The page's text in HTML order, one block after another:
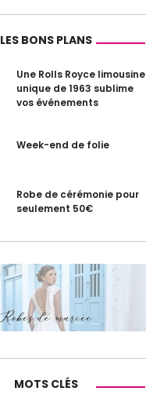
LES BONS PLANS
Une Rolls Royce limousine
unique de 1963 sublime
vos événements
Week-end de folie
Robe de cérémonie pour
seulement 50€
MOTS CLÉS